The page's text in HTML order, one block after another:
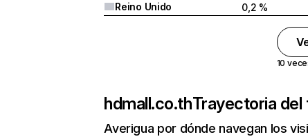
Reino Unido
0,2 %
10
hdmall.co.thTrayectoria
Averigua por dónde navegan los